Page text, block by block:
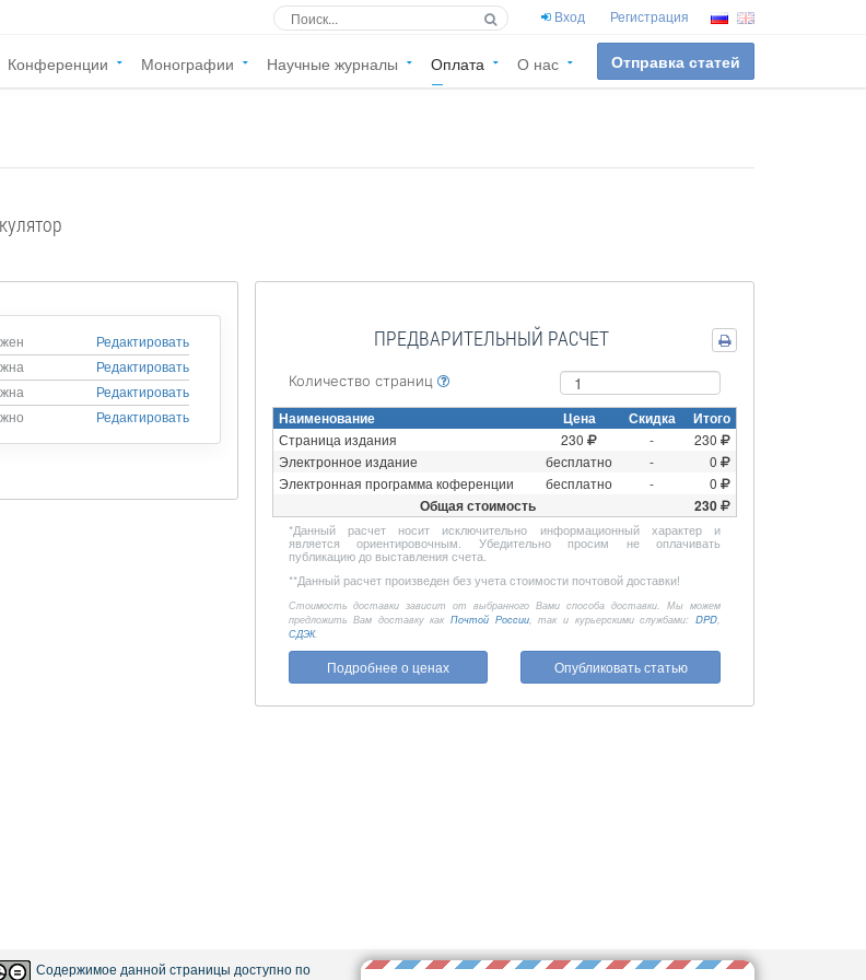
Вход Регистрация
Конференции Монографии Научные журналы Оплата О нас Отправка статей
Редактировать
Редактировать
Редактировать
Редактировать
ПРЕДВАРИТЕЛЬНЫЙ РАСЧЕТ
Количество страниц
Наименование Цена Скидка Итого
Страница издания 230 -
230
Электронное издание
бесплатно -
0
Электронная программа коференции
бесплатно - 0
Общая стоимость 230
*Данный расчет носит исключительно информационный характер и
является ориентировочным. Убедительно просим не оплачивать
публикацию до выставления счета.
**Данный расчет произведен без учета стоимости почтовой доставки!
Стоимость доставки зависит от выбранного Вами способа доставки. Мы можем
предложить Вам доставку какПочтой России, так и курьерскими службами:DPD,
СДЭК.
Подробнее о ценах Опубликовать статью
Содержимое данной страницы доступно по